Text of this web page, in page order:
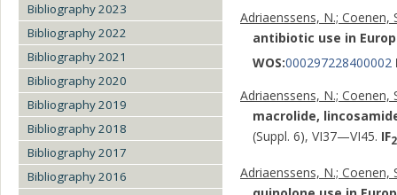
Bibliography 2023
Bibliography 2022
Bibliography 2021
Bibliography 2020
Bibliography 2019
Bibliography 2018
Bibliography 2017
Bibliography 2016
Adriaenssens, N.; Coenen,
antibiotic use in
WOS:000297228400002
Adriaenssens, N.; Coenen,
macrolide,
(Suppl. 6), VI37—VI45. IF
Adriaenssens, N.; Coenen,